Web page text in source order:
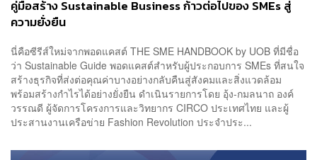
คู่มือสร้าง Sustainable Business ก้าวต่อไปของ SMEs สู่
ความยั่งยืน
นี่คือซีรีส์ใหม่จากพอดแคสต์ THE SME HANDBOOK by UOB ที่มีชื่อ
ว่า Sustainable Guide พอดแคสต์สำหรับผู้ประกอบการ SMEs ที่สนใจ
สร้างธุรกิจที่ส่งต่อคุณค่าบางอย่างกลับคืนสู่สังคมและสิ่งแวดล้อม
พร้อมสร้างกำไรได้อย่างยั่งยืน ดำเนินรายการโดย อุ้ง-กมลนาถ องค์
วรรณดี ผู้จัดการโครงการและวิทยากร CIRCO ประเทศไทย และผู้
ประสานงานเครือข่าย Fashion Revolution ประจำประ...